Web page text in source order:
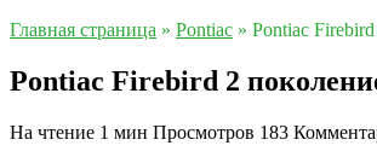
Главная страница » Pontiac » Pontiac
Pontiac Firebird 2
На чтение 1 мин Просмотров 183